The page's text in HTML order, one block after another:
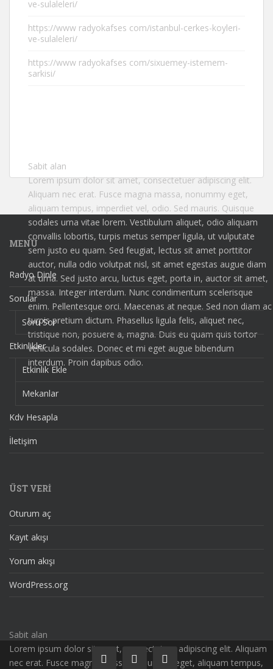
ve-sulaleleri/
https://www radyokafses com/istanbul-cerkes-koyleri-
ve-sulaleleri/
https://www radyokafses com/sixuemey-istemem-
sarkisi/
Sabit alan
Lorem ipsum dolor sit amet, consectetuer adipiscing elit.
Aliquam nec erat. Fusce magna massa, nonummy eget,
aliquam tempus, imperdiet vel, odio. Sed mauris. Quisque
sodales urna vitae lorem. Vestibulum aliquet, odio aliquam
convallis lobortis, turpis metus semper ligula, ut vulputate
sem justo eu quam. Sed feugiat, lectus sit amet porttitor
auctor, nulla odio volutpat nisl, sit amet egestas augue diam
at urna. Sed justo arcu, luctus eget, porta in, auctor sit amet,
massa. Integer interdum. Nunc condimentum scelerisque
enim. Pellentesque orci. Maecenas at neque. Sed non diam ac
turpis pretium dictum. Phasellus ligula felis, aliquet nec,
tristique non, posuere a, magna. Duis eu quam quis tortor
vehicula sodales. Donec et mi eget augue bibendum
interdum. Proin dapibus odio.
MENÜ
Radyo Dinle
Sorular
Soru Sor
Etkinlikler
Etkinlik Ekle
Mekanlar
Kdv Hesapla
İletişim
ÜST VERI
Oturum aç
Kayıt akışı
Yorum akışı
WordPress.org
Sabit alan
Lorem ipsum dolor sit amet, consectetuer adipiscing elit. Aliquam
nec erat. Fusce magna massa, nonummy eget, aliquam tempus,